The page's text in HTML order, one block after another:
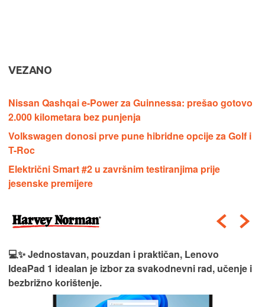
VEZANO
Nissan Qashqai e-Power za Guinnessa: prešao gotovo
2.000 kilometara bez punjenja
Volkswagen donosi prve pune hibridne opcije za Golf i
T-Roc
Električni Smart #2 u završnim testiranjima prije
jesenske premijere
💻✨ Jednostavan, pouzdan i praktičan, Lenovo
IdeaPad 1 idealan je izbor za svakodnevni rad, učenje i
bezbrižno korištenje.